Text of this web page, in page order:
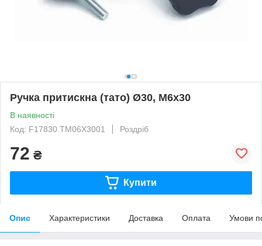
Ручка притискна (тато) Ø30, М6х30
В наявності
Код: F17830.TM06X3001
Роздріб
72 ₴
Купити
Опис Характеристики Доставка Оплата Умови